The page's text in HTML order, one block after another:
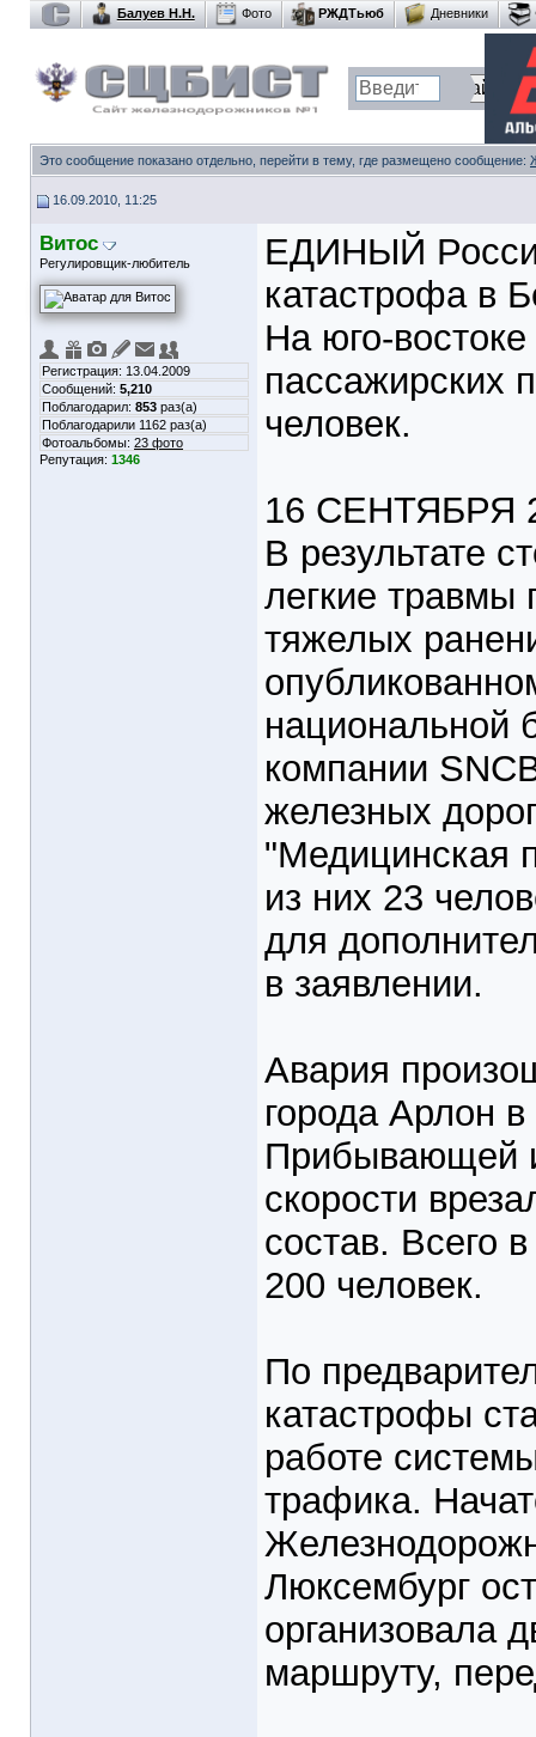
Балуев Н.Н. Фото РЖДТьюб Дневники
Это сообщение показано отдельно, перейти в тему, где размещено сообщение:
16.09.2010, 11:25
Витос
Регулировщик-любитель
Регистрация: 13.04.2009
Сообщений: 5,210
Поблагодарил: 853 раз(а)
Поблагодарили 1162 раз(а)
Фотоальбомы: 23 фото
Репутация: 1346
ЕДИНЫЙ
катастрофа в
На юго-
пассажирских
человек.
16 СЕНТЯБРЯ
В результате
легкие травмы
тяжелых
национальной
компании
железных
"Медицинская
из них 23
для
в заявлении.
Авария
города Арлон
Прибывающей
скорости
состав. Всего
200 человек.
По
катастрофы
работе
трафика.
Люксембург
организовала
маршруту,